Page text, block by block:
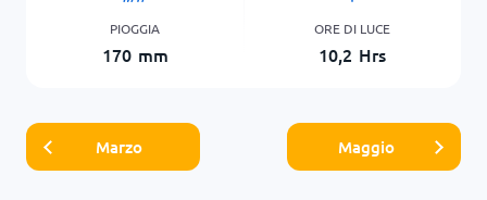
PIOGGIA
170 mm
ORE DI LUCE
10,2 Hrs
Marzo Maggio